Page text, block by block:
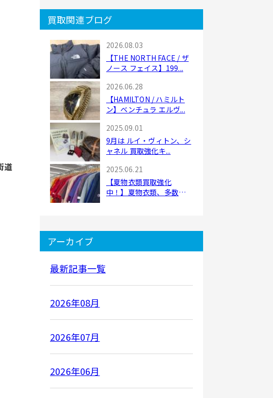
道
買取関連ブログ
2026.08.03
【THE NORTH FACE / ザ
ノース フェイス】199...
2026.06.28
【HAMILTON / ハミルト
ン】ベンチュラ エルヴ...
2025.09.01
9月は ルイ・ヴィトン、シ
ャネル 買取強化キ...
2025.06.21
【夏物衣類買取強化
中！】夏物衣類、多数ご
アーカイブ
最新記事一覧
2026年08月
2026年07月
2026年06月